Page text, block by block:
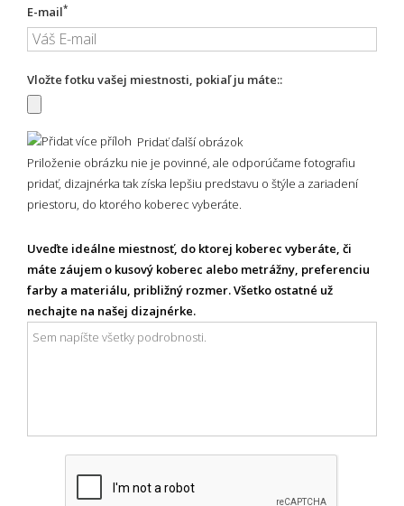
E-mail*
Vložte fotku vašej miestnosti, pokiaľ ju máte::
Pridať ďalší obrázok
Priloženie obrázku nie je povinné, ale odporúčame fotografiu
pridať, dizajnérka tak získa lepšiu predstavu o štýle a zariadení
priestoru, do ktorého koberec vyberáte.
Uveďte ideálne miestnosť, do ktorej koberec vyberáte, či
máte záujem o kusový koberec alebo metrážny, preferenciu
farby a materiálu, približný rozmer. Všetko ostatné už
nechajte na našej dizajnérke.